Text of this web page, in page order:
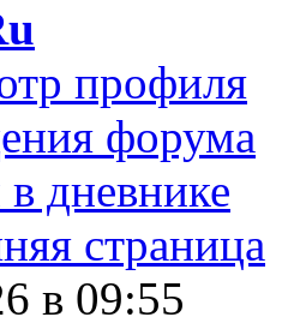
профиля
форума
дневнике
страница
в 09:55